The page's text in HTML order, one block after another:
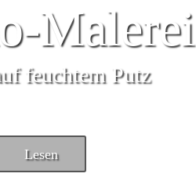
Malerei
feuchtem Putz
Lesen